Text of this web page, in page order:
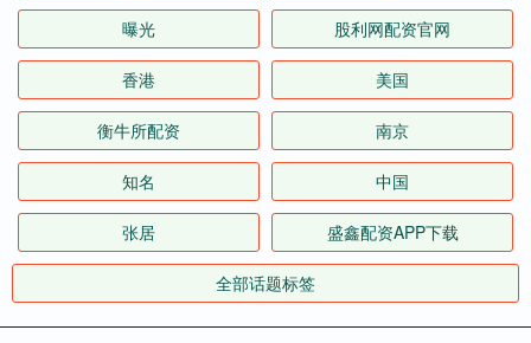
曝光 股利网配资官网
香港 美国
衡牛所配资 南京
知名 中国
张居 盛鑫配资APP下载
全部话题标签